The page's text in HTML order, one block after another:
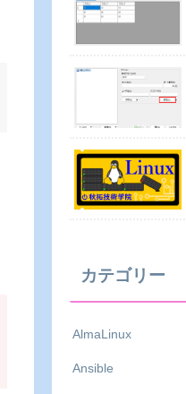
カテゴリー
AlmaLinux
Ansible